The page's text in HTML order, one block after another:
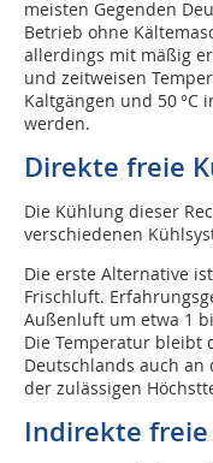
meisten Gegenden
Betrieb ohne
allerdings mit mäßig
und zeitweisen
Kaltgängen und 50 °C
werden.
Direkte freie
Die Kühlung dieser
verschiedenen
Die erste Alternative
Frischluft.
Außenluft um etwa 1
Die Temperatur bleibt
Deutschlands auch
der zulässigen
Indirekte